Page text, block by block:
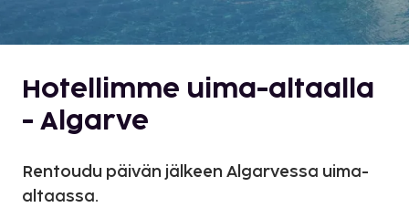
Hotellimme uima-altaalla
- Algarve
Rentoudu päivän jälkeen Algarvessa uima-
altaassa.